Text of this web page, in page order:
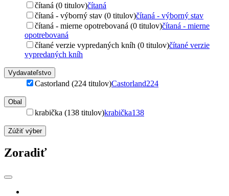
čítaná (0 titulov)čítaná
čítaná - výborný stav (0 titulov)čítaná - výborný stav
čítaná - mierne opotrebovaná (0 titulov)čítaná - mierne
opotrebovaná
čítané verzie vypredaných kníh (0 titulov)čítané verzie
vypredaných kníh
Vydavateľstvo
Castorland (224 titulov)Castorland224
Obal
krabička (138 titulov)krabička138
Zúžiť výber
Zoradiť